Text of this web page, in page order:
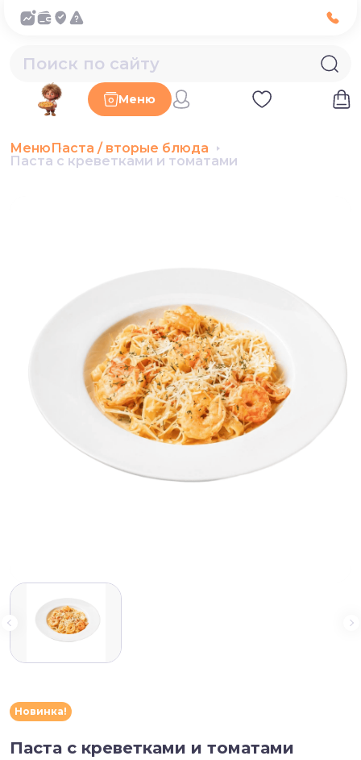
Меню
МенюПаста / вторые блюда
Паста с креветками и томатами
Новинка!
Паста с креветками и томатами